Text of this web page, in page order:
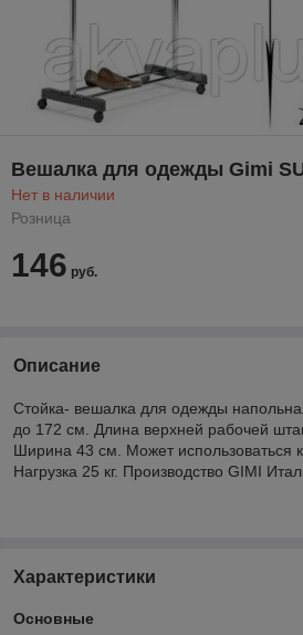
Вешалка для одежды Gimi
Нет в наличии
Розница
146 руб.
Описание
Стойка- вешалка для одежды
до 172 см. Длина верхней рабочей
Ширина 43 см. Может использоваться
Нагрузка 25 кг. Производство GIMI
Характеристики
Основные